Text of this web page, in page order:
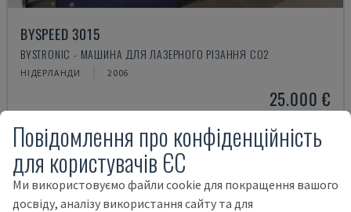
BYSPEED 3015
BYSTRONIC - МАШИНА ДЛЯ ЛАЗЕРНОГО РІЗАННЯ CO2
НІДЕРЛАНДИ 2006
25.000 €
Повідомлення про конфіденційність
для користувачів ЄС
Ми використовуємо файли cookie для покращення вашого
досвіду, аналізу використання сайту та для